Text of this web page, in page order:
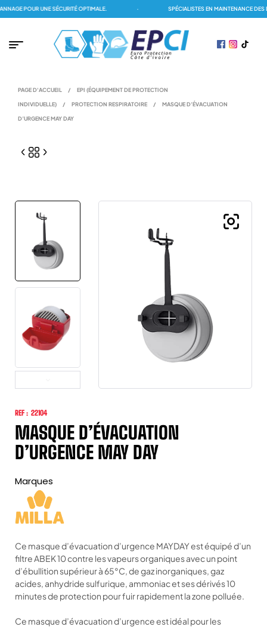
POUR UNE SÉCURITÉ OPTIMALE. SPÉCIALISTES EN MAINTENANCE DES
PAGE D'ACCUEIL / EPI (ÉQUIPEMENT DE PROTECTION
INDIVIDUELLE) / PROTECTION RESPIRATOIRE / MASQUE D’ÉVACUATION
D’URGENCE MAY DAY
REF : 22104
MASQUE D’ÉVACUATION
D’URGENCE MAY DAY
Marques
Ce masque d’évacuation d’urgence MAYDAY est équipé d’un
filtre ABEK 10 contre les vapeurs organiques avec un point
d’ébullition supérieur à 65°C, de gaz inorganiques, gaz
acides, anhydride sulfurique, ammoniac et ses dérivés 10
minutes de protection pour fuir rapidement la zone polluée.
Ce masque d’évacuation d’urgence est idéal pour les